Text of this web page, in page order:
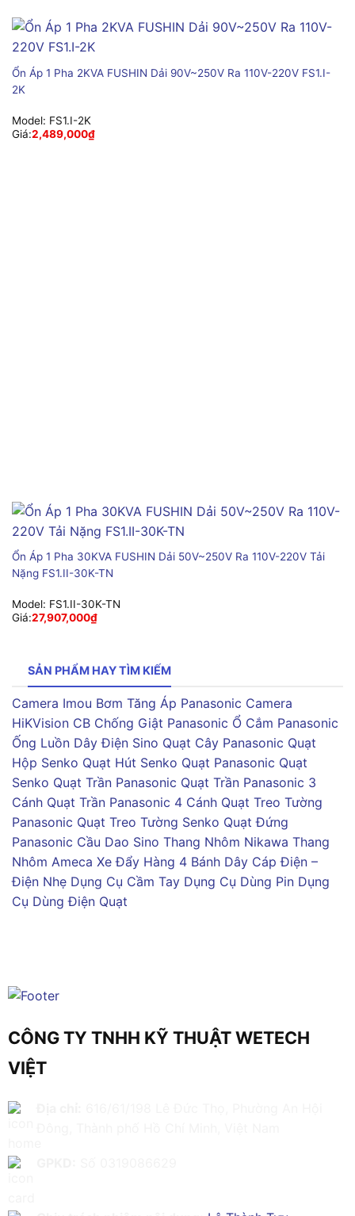
Ổn Áp 1 Pha 2KVA FUSHIN Dải 90V~250V Ra 110V-220V FS1.I-
2K
Model: FS1.I-2K
Giá:2,489,000₫
Ổn Áp 1 Pha 30KVA FUSHIN Dải 50V~250V Ra 110V-220V Tải
Nặng FS1.II-30K-TN
Model: FS1.II-30K-TN
Giá:27,907,000₫
SẢN PHẨM HAY TÌM KIẾM
Camera Imou Bơm Tăng Áp Panasonic Camera
HiKVision CB Chống Giật Panasonic Ổ Cắm Panasonic
Ống Luồn Dây Điện Sino Quạt Cây Panasonic Quạt
Hộp Senko Quạt Hút Senko Quạt Panasonic Quạt
Senko Quạt Trần Panasonic Quạt Trần Panasonic 3
Cánh Quạt Trần Panasonic 4 Cánh Quạt Treo Tường
Panasonic Quạt Treo Tường Senko Quạt Đứng
Panasonic Cầu Dao Sino Thang Nhôm Nikawa Thang
Nhôm Ameca Xe Đẩy Hàng 4 Bánh Dây Cáp Điện –
Điện Nhẹ Dụng Cụ Cầm Tay Dụng Cụ Dùng Pin Dụng
Cụ Dùng Điện Quạt
CÔNG TY TNHH KỸ THUẬT WETECH
VIỆT